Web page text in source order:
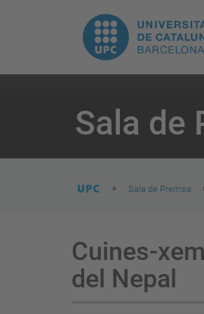
UPC.
de
Sala de
are
here:
Sala de Premsa
Cuines-
del Nepal